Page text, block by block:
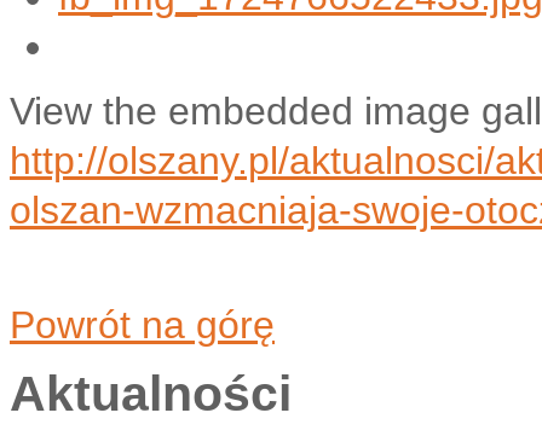
View the embedded image
http://olszany.pl/aktualnosci/
olszan-wzmacniaja-swoje-
Powrót na górę
Aktualności